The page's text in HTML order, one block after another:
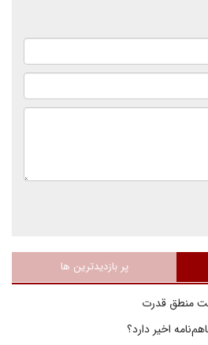
پر بازدیدترین ها
منطق قدرت
اخیر دارد؟